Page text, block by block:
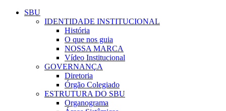
Conteúdo principal
SBU
IDENTIDADE INSTITUCIONAL
História
O que nos guia
NOSSA MARCA
Vídeo Institucional
GOVERNANÇA
Diretoria
Órgão Colegiado
ESTRUTURA DO SBU
Organograma